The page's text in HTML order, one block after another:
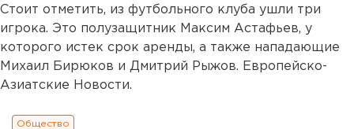
Стоит отметить, из футбольного клуба ушли три
игрока. Это полузащитник Максим Астафьев, у
которого истек срок аренды, а также нападающие
Михаил Бирюков и Дмитрий Рыжов. Европейско-
Азиатские Новости.
Общество